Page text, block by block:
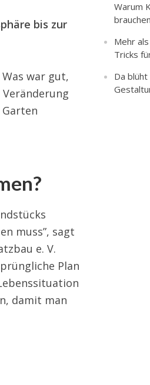
bis zur
war gut,
muss”, sagt
e. V.
Plan
damit man
Warum
brauchen
Mehr
Tricks
Da